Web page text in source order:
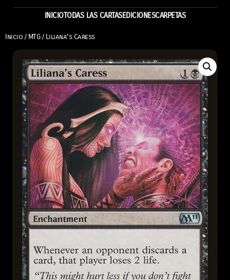
INICIOTODAS LAS CARTASEDICIONESCARPETAS
Inicio / MTG/ Liliana’s Caress